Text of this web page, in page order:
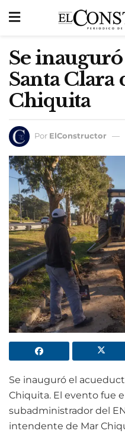
Se
Santa
Chiquita
Por ElConstructor
Se inauguró el
Chiquita. El evento fue
subadministrador del
intendente de Mar